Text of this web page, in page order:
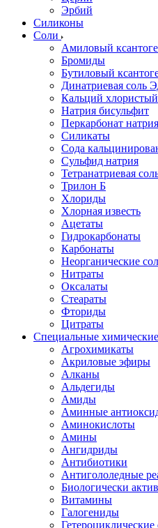
Эрбий
Силиконы
Соли
Амиловый
Бромиды
Бутиловый
Динатриевая соль
Кальций хлористый
Натрия бисульфит
Перкарбонат натрия
Силикаты
Сода
Сульфид натрия
Тетранатриевая
Трилон Б
Хлориды
Хлорная известь
Ацетаты
Гидрокарбонаты
Карбонаты
Неорганические
Нитраты
Оксалаты
Стеараты
Фториды
Цитраты
Специальные
Агрохимикаты
Акриловые эфиры
Алканы
Альдегиды
Амиды
Аминные
Аминокислоты
Амины
Ангидриды
Антибиотики
Антигололедные
Биологически
Витамины
Галогениды